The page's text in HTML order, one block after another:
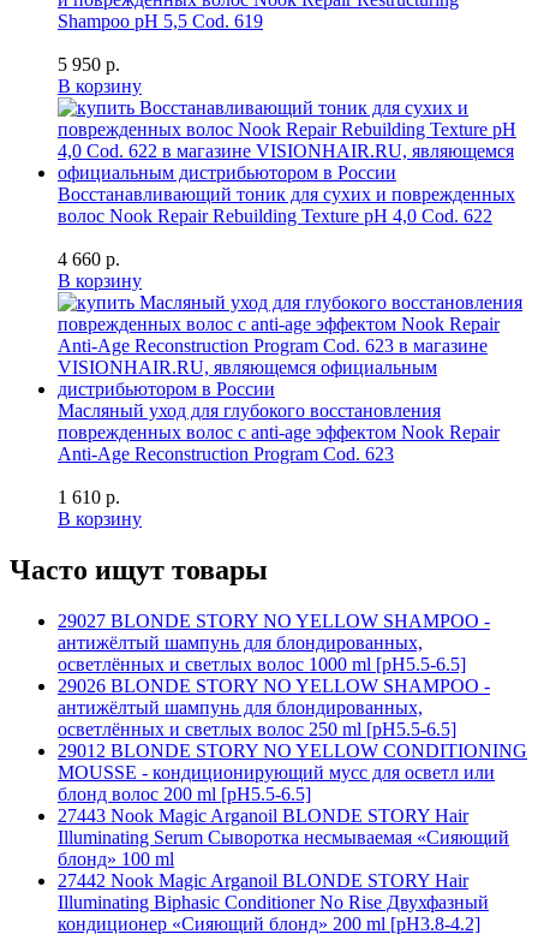
Shampoo pH 5,5 Cod. 619
5 950 р.
В корзину
Восстанавливающий тоник для сухих и поврежденных
волос Nook Repair Rebuilding Texture pH 4,0 Cod. 622
4 660 р.
В корзину
Масляный уход для глубокого восстановления
поврежденных волос с anti-age эффектом Nook Repair
Anti-Age Reconstruction Program Cod. 623
1 610 р.
В корзину
Часто ищут товары
29027 BLONDE STORY NO YELLOW SHAMPOO -
антижёлтый шампунь для блондированных,
осветлённых и светлых волос 1000 ml [рH5.5-6.5]
29026 BLONDE STORY NO YELLOW SHAMPOO -
антижёлтый шампунь для блондированных,
осветлённых и светлых волос 250 ml [рH5.5-6.5]
29012 BLONDE STORY NO YELLOW CONDITIONING
MOUSSE - кондиционирующий мусс для осветл или
блонд волос 200 ml [рH5.5-6.5]
27443 Nook Magic Arganoil BLONDE STORY Hair
Illuminating Serum Сыворотка несмываемая «Сияющий
блонд» 100 ml
27442 Nook Magic Arganoil BLONDE STORY Hair
Illuminating Biphasic Conditioner No Rise Двухфазный
кондиционер «Сияющий блонд» 200 ml [pH3.8-4.2]